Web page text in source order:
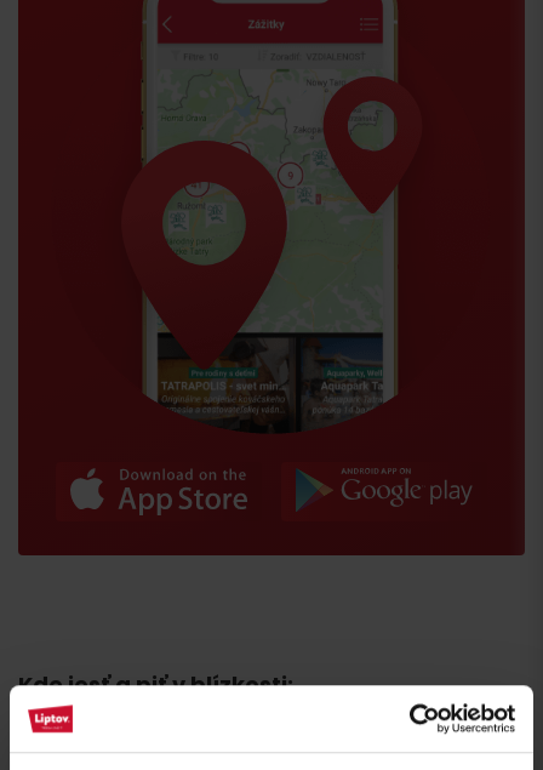
Kde jesť a piť v blízkosti: